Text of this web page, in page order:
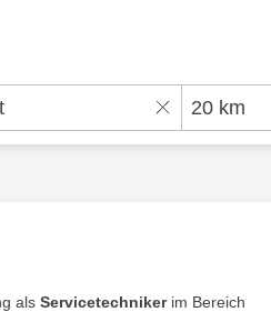
als Servicetechnikerim Bereich